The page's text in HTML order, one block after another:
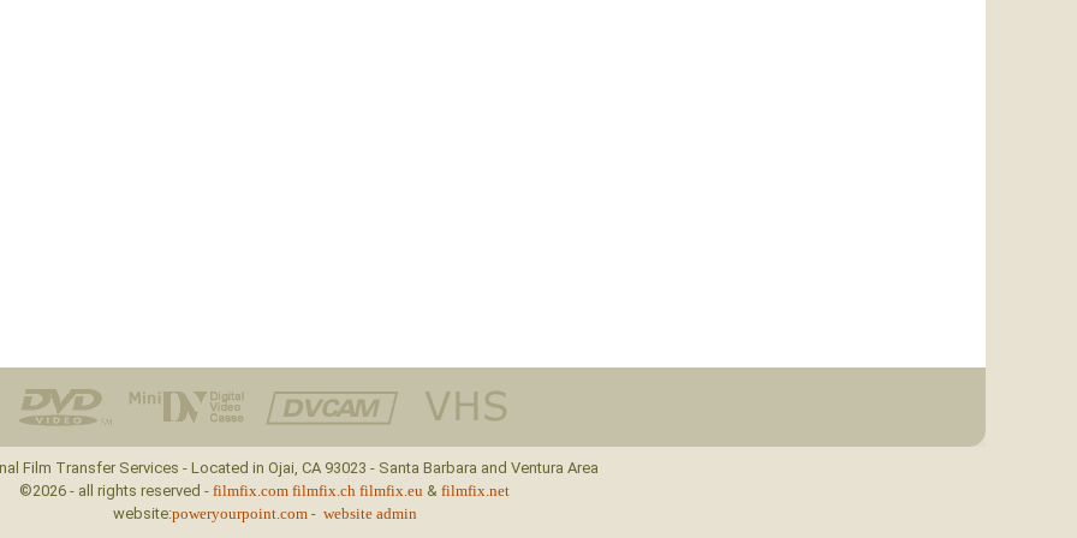
Film Transfer Services - Located in Ojai, CA 93023 - Santa Barbara and Ventura Area
©2026 - all rights reserved - filmfix.com filmfix.ch filmfix.eu & filmfix.net
website:poweryourpoint.com- website admin